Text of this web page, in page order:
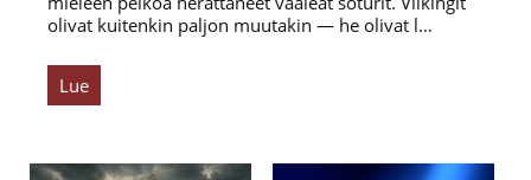
olivat kuitenkin paljon muutakin — he olivat l…
Lue